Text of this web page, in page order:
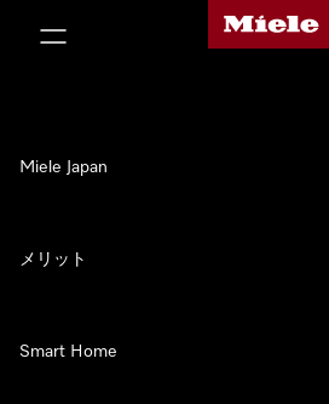
Mieleのホーム
Miele Japan
メリット
Smart Home